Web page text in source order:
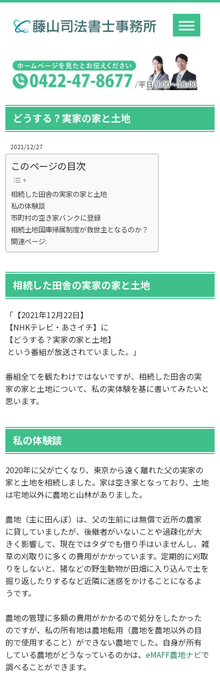
どうする？実家の家と土地
2021/12/27
このページの目次
相続した田舎の実家の家と土地
私の体験談
市町村の空き家バンクに登録
相続土地国庫帰属制度が救世主となるのか？
関連ページ:
相続した田舎の実家の家と土地
「【2021年12月22日】
【NHKテレビ・あさイチ】に
【どうする？実家の家と土地】
という番組が放送されていました。」
番組全てを観たわけではないですが、相続した田舎の実
家の家と土地について、私の実体験を基に書いてみたいと
思います。
私の体験談
2020年に父が亡くなり、東京から遠く離れた父の実家の
家と土地を相続しました。家は空き家となっており、土地
は宅地以外に農地と山林がありました。
農地（主に田んぼ）は、父の生前には無償で近所の農家
に貸していましたが、後継者がいないことや過疎化が大
きく影響して、現在ではタダでも借り手はいませんし、雑
草の刈取りに多くの費用がかかっています。定期的に刈取
りをしないと、猪などの野生動物が田畑に入り込んで土を
掘り返したりするなど近隣に迷惑をかけることになるよ
うです。
農地の管理に多額の費用がかかるので処分をしたかった
のですが、私の所有地は農地転用（農地を農地以外の目
的で使用すること）ができない農地でした。自身が所有
している農地がどうなっているのかは、eMAFF農地ナビで
調べることができます。